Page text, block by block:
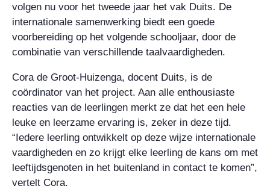
volgen nu voor het tweede jaar het vak Duits. De
internationale samenwerking biedt een goede
voorbereiding op het volgende schooljaar, door de
combinatie van verschillende taalvaardigheden.
Cora de Groot-Huizenga, docent Duits, is de
coördinator van het project. Aan alle enthousiaste
reacties van de leerlingen merkt ze dat het een hele
leuke en leerzame ervaring is, zeker in deze tijd.
“Iedere leerling ontwikkelt op deze wijze internationale
vaardigheden en zo krijgt elke leerling de kans om met
leeftijdsgenoten in het buitenland in contact te komen”,
vertelt Cora.